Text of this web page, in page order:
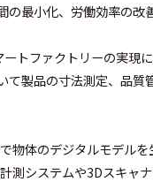
最小化、労働効率の改
トファクトリーの実現に
て製品の寸法測定、品
物体のデジタルモデルを
測システムや3Dスキャ